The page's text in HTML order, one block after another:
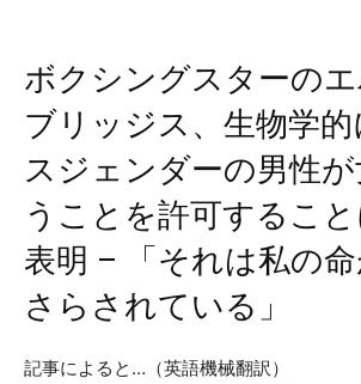
ボクシングスターのエ
ブリッジス、生物学
スジェンダーの男性
うことを許可するこ
表明 – 「それは私の
さらされている」
記事によると…（英語機械翻訳）